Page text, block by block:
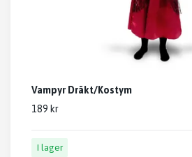
Vampyr Dräkt/Kostym
189 kr
I lager